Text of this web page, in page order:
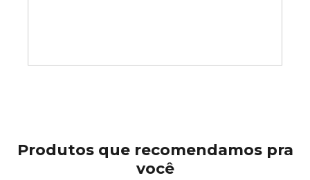
Produtos que recomendamos pra
você